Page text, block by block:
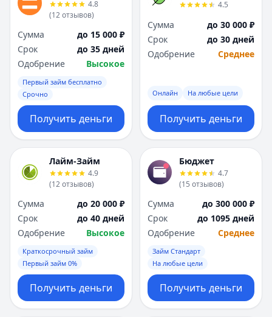
4.8
(12отзывов)
Сумма
до 15 000 ₽
Срок
до 35 дней
Одобрение
Высокое
Первый займ бесплатно
Срочно
Получить деньги
4.5
Сумма
до 30 000 ₽
Срок
до 30 дней
Одобрение
Среднее
Онлайн На любые цели
Получить деньги
Лайм-Займ
4.9
(12отзывов)
Сумма
до 20 000 ₽
Срок
до 40 дней
Одобрение
Высокое
Краткосрочный займ
Первый займ 0%
Получить деньги
Бюджет
4.7
(15 отзывов)
Сумма
до 300 000 ₽
Срок
до 1095 дней
Одобрение
Среднее
Займ Стандарт
На любые цели
Получить деньги